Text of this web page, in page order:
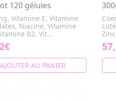
120 gélules
Vitamine E, Vitamine
Niacine, Vitamine
B2, Vit...
AJOUTER AU PANIER